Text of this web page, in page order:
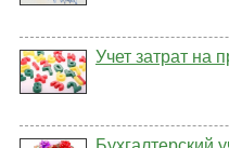
Учет затрат на